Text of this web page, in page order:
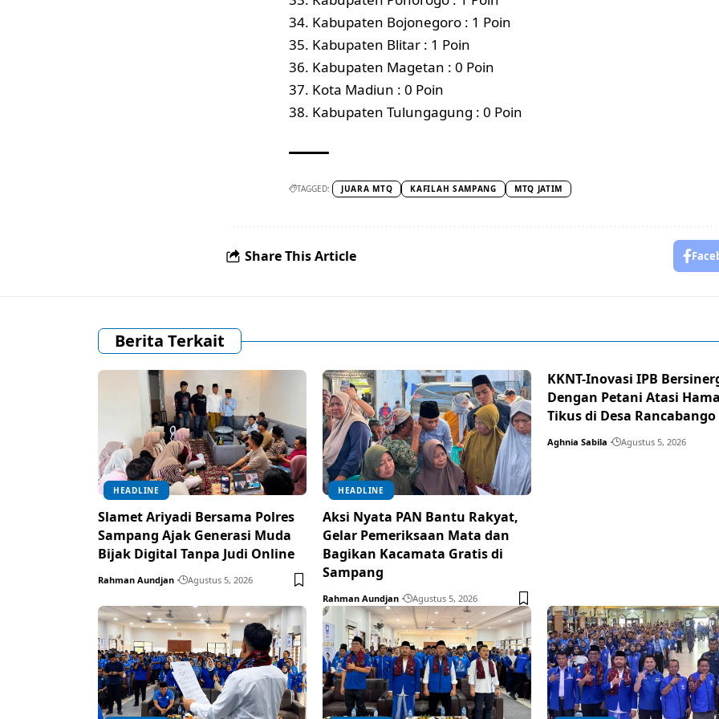
34. Kabupaten Bojonegoro : 1 Poin
35. Kabupaten Blitar : 1 Poin
36. Kabupaten Magetan : 0 Poin
37. Kota Madiun : 0 Poin
38. Kabupaten Tulungagung : 0 Poin
TAGGED: JUARA MTQ KAFILAH SAMPANG MTQ JATIM
Share This Article
Berita Terkait
HEADLINE
Slamet Ariyadi Bersama Polres
Sampang Ajak Generasi Muda
Bijak Digital Tanpa Judi Online
Rahman Aundjan Agustus 5, 2026
HEADLINE
Aksi Nyata PAN Bantu Rakyat,
Gelar Pemeriksaan Mata dan
Bagikan Kacamata Gratis di
Sampang
Rahman Aundjan Agustus 5, 2026
KKNT-Inovasi IPB
Dengan Petani Atasi
Tikus di Desa Rancabango
Aghnia Sabila Agustus 5, 2026